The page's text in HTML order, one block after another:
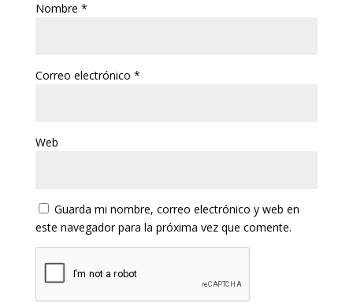
Nombre *
Correo electrónico *
Web
Guarda mi nombre, correo electrónico y web en
este navegador para la próxima vez que comente.